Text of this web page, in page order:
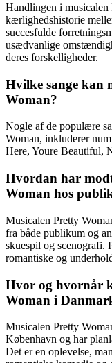
Handlingen i musicalen
kærlighedshistorie
succesfulde
usædvanlige
deres forskelligheder.
Hvilke sange kan
Woman?
Nogle af de populære
Woman, inkluderer
Here, Youre Beautiful,
Hvordan har
Woman hos
Musicalen Pretty
fra både publikum og
skuespil og scenografi.
romantiske og
Hvor og hvornår
Woman i
Musicalen Pretty
København og har
Det er en oplevelse,